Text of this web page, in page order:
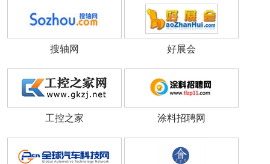
搜轴网 好展会
工控之家 涂料招聘网